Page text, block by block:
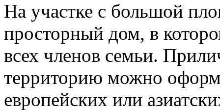
На участке с большой
просторный дом, в
всех членов семьи.
территорию можно
европейских или